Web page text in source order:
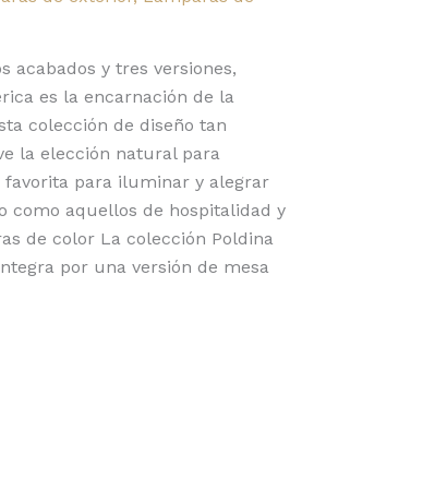
acabados y tres versiones,
es la encarnación de la
colección de diseño tan
la elección natural para
favorita para iluminar y alegrar
como aquellos de hospitalidad y
de color La colección Poldina
por una versión de mesa